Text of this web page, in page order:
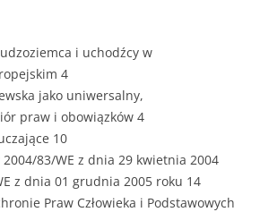
i uchodźcy w
4
jako uniwersalny,
praw i obowiązków 4
10
83/WE z dnia 29 kwietnia 2004
z dnia 01 grudnia 2005 roku 14
Praw Człowieka i Podstawowych